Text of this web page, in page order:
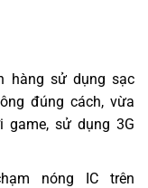
hàng sử dụng sạc
đúng cách, vừa
game, sử dụng 3G
nóng IC trên